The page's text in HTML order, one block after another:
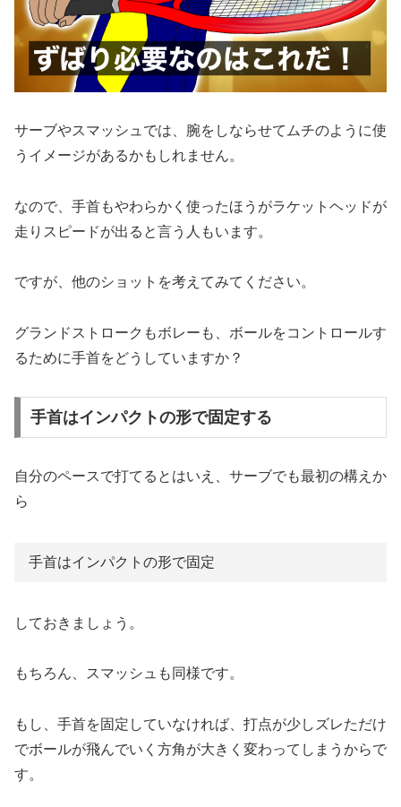
サーブやスマッシュでは、腕をしならせてムチのように使
うイメージがあるかもしれません。
なので、手首もやわらかく使ったほうがラケットヘッドが
走りスピードが出ると言う人もいます。
ですが、他のショットを考えてみてください。
グランドストロークもボレーも、ボールをコントロールす
るために手首をどうしていますか？
手首はインパクトの形で固定する
自分のペースで打てるとはいえ、サーブでも最初の構えか
ら
手首はインパクトの形で固定
しておきましょう。
もちろん、スマッシュも同様です。
もし、手首を固定していなければ、打点が少しズレただけ
でボールが飛んでいく方角が大きく変わってしまうからで
す。